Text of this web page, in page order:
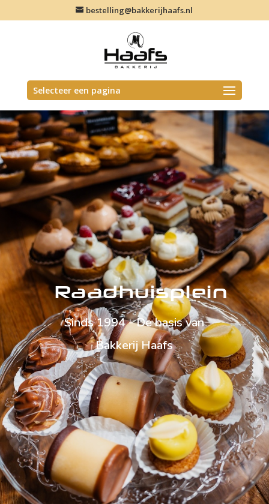
bestelling@bakkerijhaafs.nl
Selecteer een pagina
Raadhuisplein
Sinds 1994 - De basis van
Bakkerij Haafs